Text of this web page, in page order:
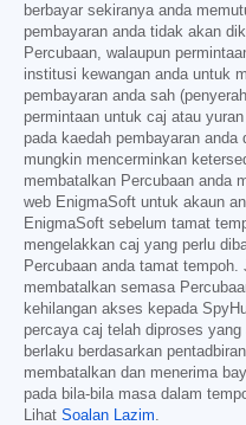
berbayar sekiranya anda
pembayaran anda tidak akan
Percubaan, walaupun
institusi kewangan anda untuk
pembayaran anda sah
permintaan untuk caj atau
pada kaedah pembayaran anda
mungkin mencerminkan
membatalkan Percubaan anda
web EnigmaSoft untuk akaun
EnigmaSoft sebelum tamat
mengelakkan caj yang perlu
Percubaan anda tamat
membatalkan semasa
kehilangan akses kepada
percaya caj telah diproses
berlaku berdasarkan
membatalkan dan menerima
pada bila-bila masa dalam
Lihat Soalan Lazim